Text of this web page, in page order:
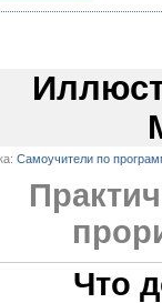
Самоучители по
Что